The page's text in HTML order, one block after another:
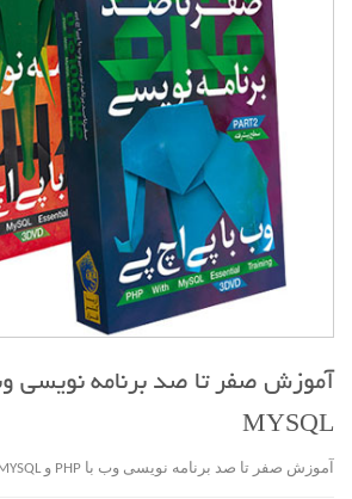
MYSQL
آموزش صفر تا صد برنامه نویسی وب با PHP و MYSQL